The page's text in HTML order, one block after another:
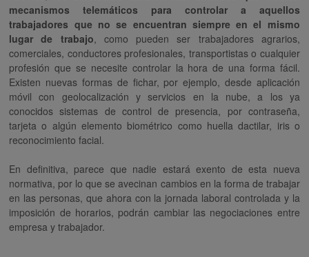
mecanismos telemáticos para controlar a aquellos
trabajadores que no se encuentran siempre en el mismo
lugar de trabajo, como pueden ser trabajadores agrarios,
comerciales, conductores profesionales, transportistas o cualquier
profesión que se necesite controlar la hora de una forma fácil.
Existen nuevas formas de fichar, por ejemplo, desde aplicación
móvil con geolocalización y servicios en la nube, a los ya
conocidos sistemas de control de presencia, por contraseña,
tarjeta o algún elemento biométrico como huella dactilar, iris o
reconocimiento facial.
En definitiva, parece que nadie estará exento de esta nueva
normativa, por lo que se avecinan cambios en la forma de trabajar
en las personas, que ahora con la jornada laboral controlada y la
imposición de horarios, podrán cambiar las negociaciones entre
empresa y trabajador.